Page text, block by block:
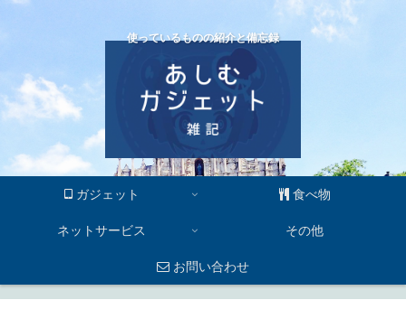
使っているものの紹介と備忘録
ガジェット 食べ物
ネットサービス その他
お問い合わせ